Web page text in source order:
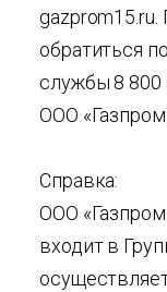
обратиться
службы 8 800
ООО
Справка:
ООО
входит в